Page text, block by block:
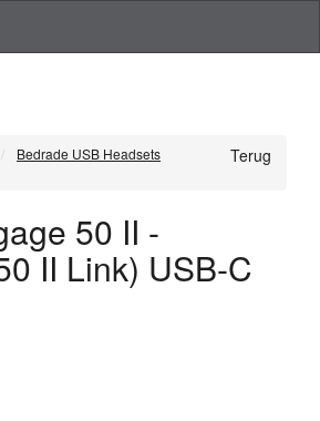
Terug
Bedrade USB Headsets
50 II -
II Link) USB-C